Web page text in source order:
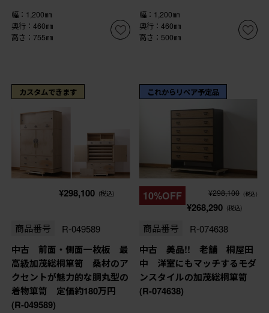
幅：1,200㎜
奥行：460㎜
高さ：755㎜
幅：1,200㎜
奥行：460㎜
高さ：500㎜
カスタムできます
¥298,100 (税込)
商品番号 R-049589
中古 前面・側面一枚板 最
高級加茂総桐箪笥 桑材のア
クセントが魅力的な胴丸型の
着物箪笥 定価約180万円
(R-049589)
これからリペア予定品
10%OFF ¥298,100 (税込)
¥268,290 (税込)
商品番号 R-074638
中古 美品!! 老舗 桐屋田
中 洋室にもマッチするモダ
ンスタイルの加茂総桐箪笥
(R-074638)